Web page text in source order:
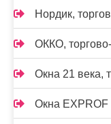
Нордик,
ОККО,
Окна 21 века,
Окна EXPROF